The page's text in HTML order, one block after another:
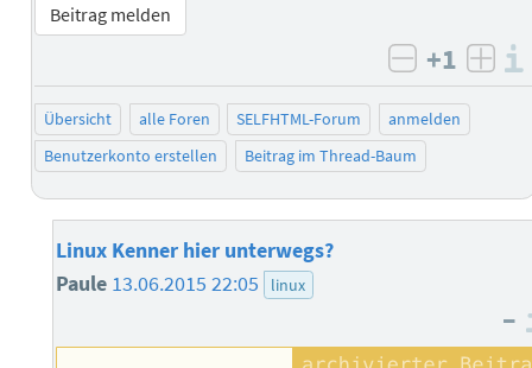
Beitrag melden
negativ
+1
Übersicht alle Foren SELFHTML-Forum
anmelden
Benutzerkonto erstellen
Beitrag im Thread-Baum
Linux Kenner hier unterwegs?
Paule 13.06.2015 22:05 linux
–